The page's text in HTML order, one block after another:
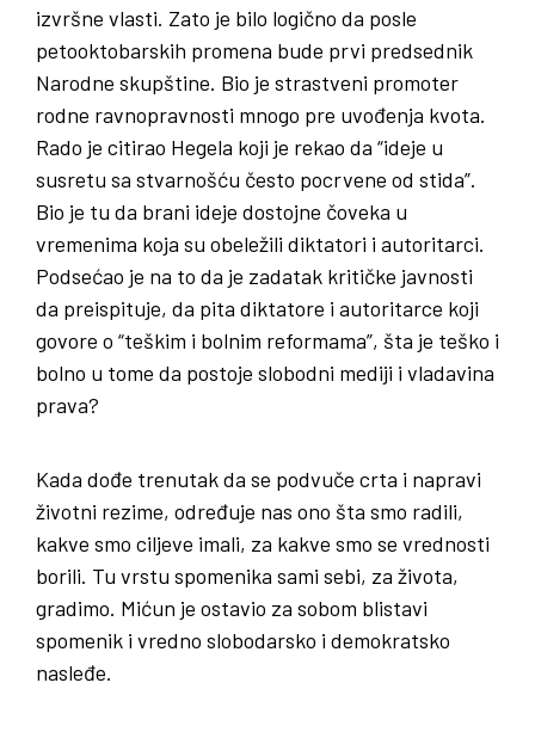
izvršne vlasti. Zato je bilo logično da posle
petooktobarskih promena bude prvi predsednik
Narodne skupštine. Bio je strastveni promoter
rodne ravnopravnosti mnogo pre uvođenja kvota.
Rado je citirao Hegela koji je rekao da “ideje u
susretu sa stvarnošću često pocrvene od stida”.
Bio je tu da brani ideje dostojne čoveka u
vremenima koja su obeležili diktatori i autoritarci.
Podsećao je na to da je zadatak kritičke javnosti
da preispituje, da pita diktatore i autoritarce koji
govore o “teškim i bolnim reformama”, šta je teško i
bolno u tome da postoje slobodni mediji i vladavina
prava?
Kada dođe trenutak da se podvuče crta i napravi
životni rezime, određuje nas ono šta smo radili,
kakve smo ciljeve imali, za kakve smo se vrednosti
borili. Tu vrstu spomenika sami sebi, za života,
gradimo. Mićun je ostavio za sobom blistavi
spomenik i vredno slobodarsko i demokratsko
nasleđe.